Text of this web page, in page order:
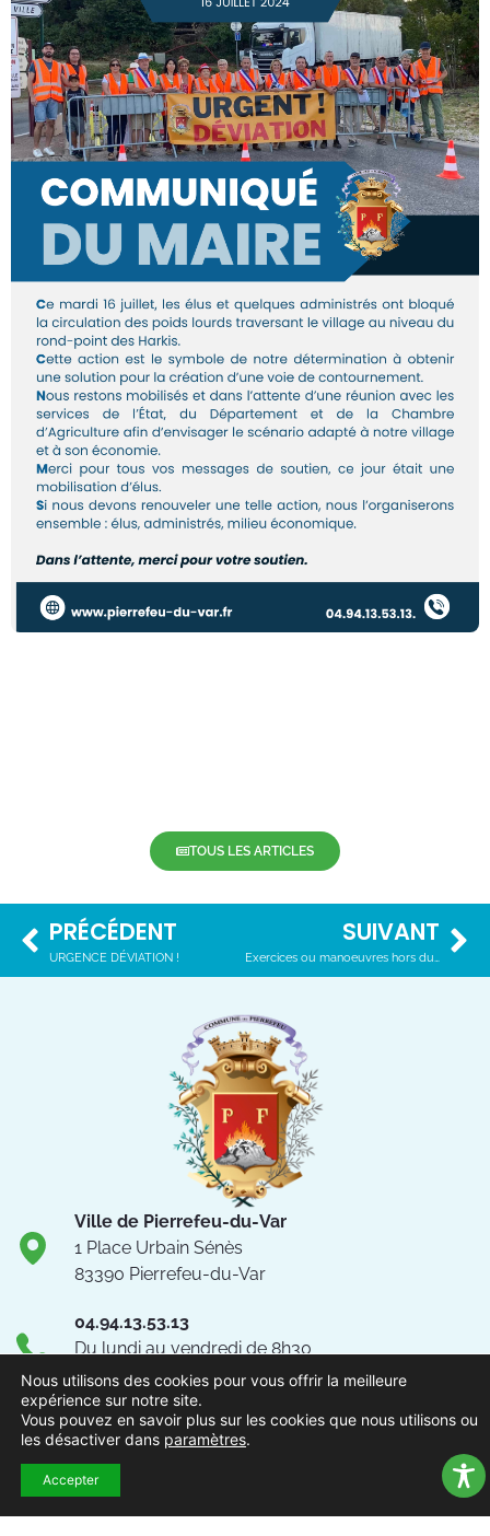
TOUS LES ARTICLES
PRÉCÉDENT
URGENCE DÉVIATION !
SUIVANT
Ville de Pierrefeu-du-Var
1 Place Urbain Sénès
83390 Pierrefeu-du-Var
04.94.13.53.13
Du lundi au vendredi de 8h30
à 12h et de 13h à 17h
NOUS CONTACTER
Suivez-nous !
Nous utilisons des cookies pour vous offrir la meilleure
expérience sur notre site.
Vous pouvez en savoir plus sur les cookies que nous utilisons ou
les désactiver dans paramètres.
Accepter